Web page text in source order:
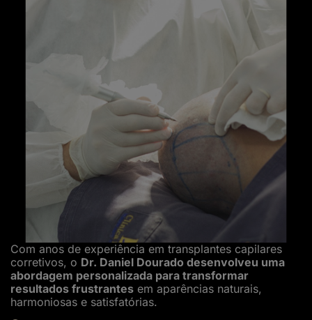
Com anos de experiência em transplantes capilares
corretivos, o Dr. Daniel Dourado desenvolveu uma
abordagem personalizada para transformar
resultados frustrantes em aparências naturais,
harmoniosas e satisfatórias.